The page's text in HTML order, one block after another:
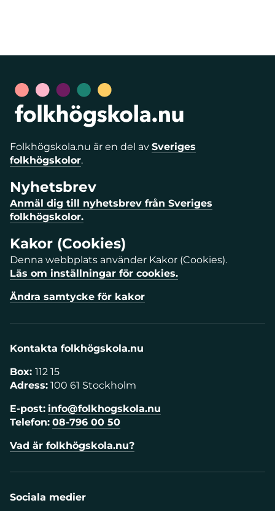
Folkhögskola.nu är en del av Sveriges
folkhögskolor.
Nyhetsbrev
Anmäl dig till nyhetsbrev från Sveriges
folkhögskolor.
Kakor (Cookies)
Denna webbplats använder Kakor (Cookies).
Läs om inställningar för cookies.
Ändra samtycke för kakor
Kontakta folkhögskola.nu
Box: 112 15
Adress: 100 61 Stockholm
E-post: info@folkhogskola.nu
Telefon: 08-796 00 50
Vad är folkhögskola.nu?
Sociala medier